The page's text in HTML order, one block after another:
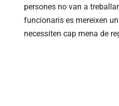
persones no van a
funcionaris es mereixen
necessiten cap mena de